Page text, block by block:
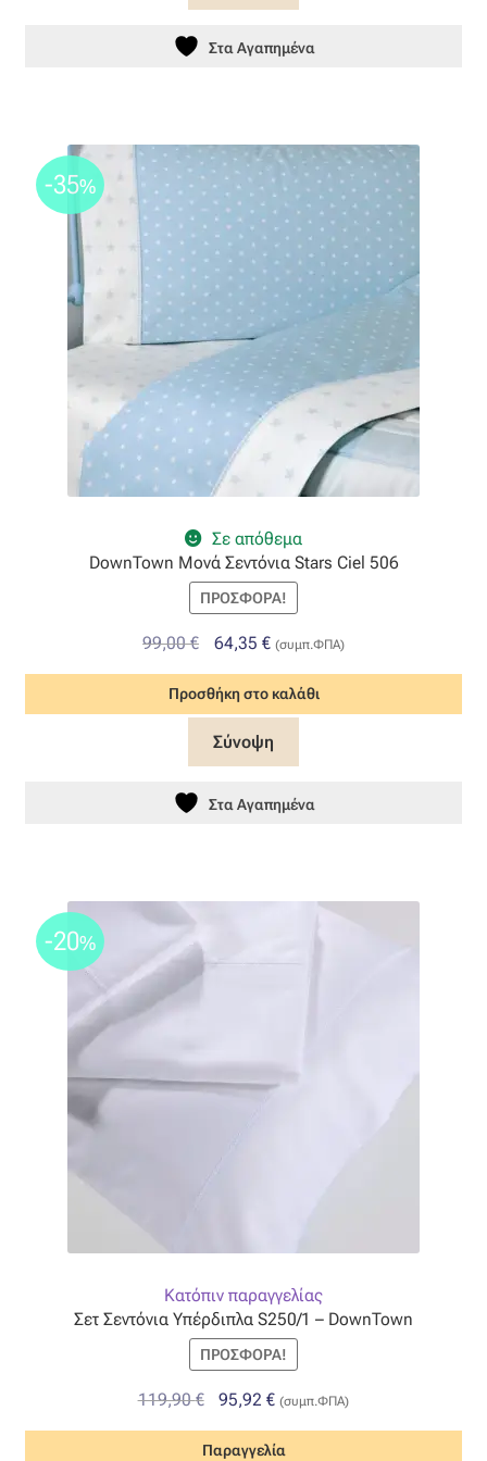
Τρεβίρα
Υφαντό
Φιλ-κουπέ
Φλάμα
Ψάθα
ΠΙΣΤΟΠΟΙΗΣΕΙΣ ΧΑΛΙΩΝ COLORE COLORI
Στα Αγαπημένα
Σε απόθεμα
-35%
DownTown Μονά Σεντόνια Stars Ciel 506
ΠΡΟΣΦΟΡΆ!
99,00€
Original
price
was:
99,00 €.
64,35 €Η
τρέχουσα
τιμή
είναι:
64,35 €.
(συμπ.ΦΠΑ)
Προσθήκη στο καλάθι
Σύνοψη
Στα Αγαπημένα
Κατόπιν παραγγελίας
-20%
Σετ Σεντόνια Υπέρδιπλα S250/1 – DownTown
ΠΡΟΣΦΟΡΆ!
119,90€
Original
price
was:
95,92€Η
τρέχουσα
τιμή
(συμπ.ΦΠΑ)
Παραγγελία